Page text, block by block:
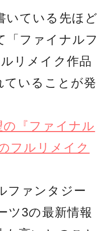
いている先ほど
「ファイナルフ
リメイク作品
ていることが発
の『ファイナル
フルリメイク
ファンタジー
ツ3の最新情報